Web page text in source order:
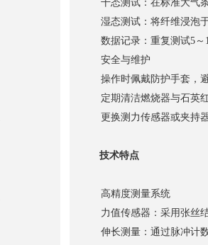
干态测试：在标准大气
湿态测试：将纤维浸泡
数据记录：重复测试5～
安全与维护
操作时佩戴防护手套，
定期清洁燃烧器与石英
更换测力传感器或夹持
技术特点
高精度测量系统
力值传感器：采用张丝
伸长测量：通过脉冲计